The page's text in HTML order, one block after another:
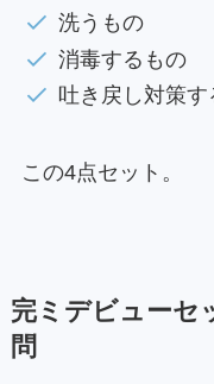
洗うもの
消毒するもの
吐き戻し対策す
この4点セット。
完ミデビューセ
問